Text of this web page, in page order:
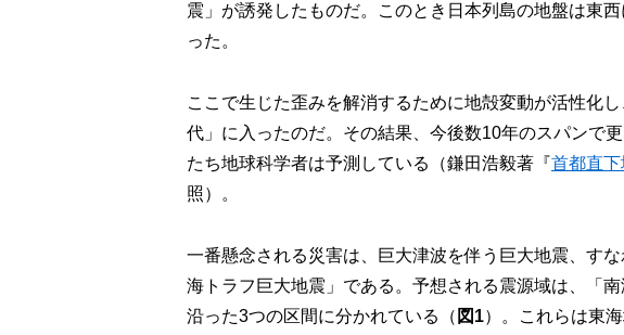
震」が誘発したものだ。このとき日本列島の地盤は東
った。
ここで生じた歪みを解消するために地殻変動が活性化
代」に入ったのだ。その結果、今後数10年のスパンで
たち地球科学者は予測している（鎌田浩毅著『首都直
照）。
一番懸念される災害は、巨大津波を伴う巨大地震、す
海トラフ巨大地震」である。予想される震源域は、「
沿った3つの区間に分かれている（ 図1）。これらは東